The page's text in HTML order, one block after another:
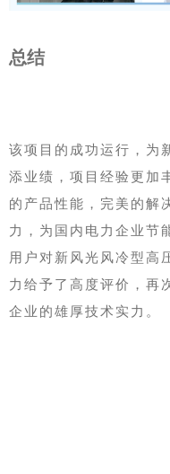
总结
该项目的成功运行，为
添业绩，项目经验更加
的产品性能，完美的解
力，为国内电力企业节
用户对新风光风冷型高
力给予了高度评价，再
企业的雄厚技术实力。